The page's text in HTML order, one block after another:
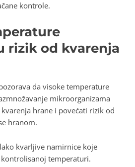
kontrole.
rizik od kvarenja
da visoke temperature
mikroorganizama
hrane i povećati rizik od
hranom.
kvarljive namirnice koje
temperaturi.